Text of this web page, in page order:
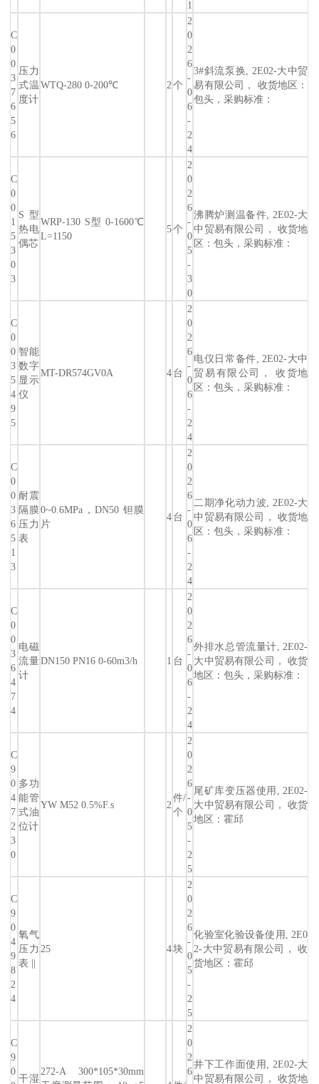
1
C
0
0
3
7
6
5
6
压力
式温
度计
WTQ-280 0-200℃ 2个
2
0
2
6
-
0
6
-
2
4
3#斜流泵换, 2E02-大中贸
易有限公司， 收货地区：
包头，采购标准：
C
0
0
1
5
3
0
3
S型
热电
偶芯
WRP-130 S型 0-1600℃
L=1150
5个
2
0
2
6
-
0
5
-
3
0
沸腾炉测温备件, 2E02-大
中贸易有限公司， 收货地
区：包头，采购标准：
C
0
0
3
5
4
9
5
智能
数字
显示
仪
MT-DR574GV0A 4台
2
0
2
6
-
0
6
-
2
4
电仪日常备件, 2E02-大中
贸易有限公司， 收货地
区：包头，采购标准：
C
0
0
3
6
5
1
3
耐震
隔膜
压力
表
0~0.6MPa，DN50 钽膜
片
4台
2
0
2
6
-
0
6
-
2
4
二期净化动力波, 2E02-大
中贸易有限公司， 收货地
区：包头，采购标准：
C
0
0
3
6
4
7
4
电磁
流量
计
DN150 PN16 0-60m3/h 1 台
2
0
2
6
-
0
6
-
2
4
外排水总管流量计, 2E02-
大中贸易有限公司， 收货
地区：包头，采购标准：
C
9
0
4
7
2
3
0
多功
能管
式油
位计
YW M52 0.5%F.s 2
件/
个
2
0
2
6
-
0
5
-
2
5
尾矿库变压器使用, 2E02-
大中贸易有限公司， 收货
地区：霍邱
C
9
0
4
9
8
2
4
氧气
压力
表 ||
25 4块
2
0
2
6
-
0
5
-
2
5
化验室化验设备使用, 2E0
2-大中贸易有限公司， 收
货地区：霍邱
C
9
0
干湿
272-A 300*105*30mm
2
0
2
6
井下工作面使用, 2E02-大
中贸易有限公司， 收货地